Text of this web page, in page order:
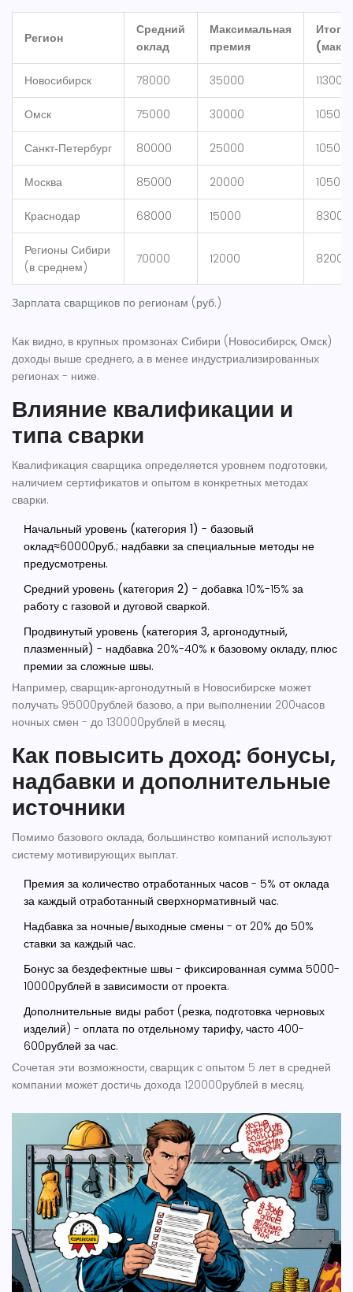
Зарплата сварщиков по регионам (руб.)
Регион
Средний
оклад
Максимальная
премия
Итого
Новосибирск 78000 35000 113000
Омск 75000 30000
Санкт‑Петербург 80000 25000
Москва 85000 20000
Краснодар 68000 15000 83000
Регионы Сибири
(в среднем)
70000 12000 82000
Как видно, в крупных промзонах Сибири (Новосибирск, Омск)
доходы выше среднего, а в менее индустриализированных
регионах - ниже.
Влияние квалификации и
типа сварки
Квалификация сварщика определяется уровнем подготовки,
наличием сертификатов и опытом в конкретных методах
сварки.
Начальный уровень (категория 1) - базовый
оклад≈60000руб.; надбавки за специальные методы не
предусмотрены.
Средний уровень (категория 2) - добавка 10%-15% за
работу с газовой и дуговой сваркой.
Продвинутый уровень (категория 3, аргонодутный,
плазменный) - надбавка 20%-40% к базовому окладу, плюс
премии за сложные швы.
Например, сварщик‑аргонодутный в Новосибирске может
получать 95000рублей базово, а при выполнении 200часов
ночных смен - до 130000рублей в месяц.
Как повысить доход: бонусы,
надбавки и дополнительные
источники
Помимо базового оклада, большинство компаний используют
систему мотивирующих выплат.
Премия за количество отработанных часов - 5% от оклада
за каждый отработанный сверхнормативный час.
Надбавка за ночные/выходные смены - от 20% до 50%
ставки за каждый час.
Бонус за бездефектные швы - фиксированная сумма 5000-
10000рублей в зависимости от проекта.
Дополнительные виды работ(резка, подготовка черновых
изделий) - оплата по отдельному тарифу, часто 400-
600рублей за час.
Сочетая эти возможности, сварщик с опытом 5 лет в средней
компании может достичь дохода 120000рублей в месяц.